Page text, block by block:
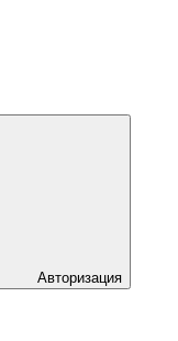
Авторизация